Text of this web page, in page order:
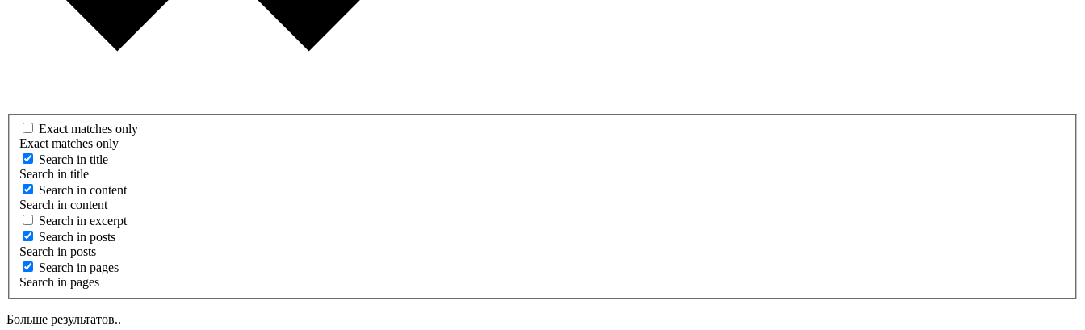
Exact matches only
Exact matches only
Search in title
Search in title
Search in content
Search in content
Search in excerpt
Search in posts
Search in posts
Search in pages
Search in pages
Больше результатов..